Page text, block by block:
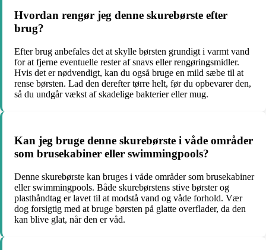
Hvordan rengør jeg denne skurebørste efter
brug?
Efter brug anbefales det at skylle børsten grundigt i varmt vand
for at fjerne eventuelle rester af snavs eller rengøringsmidler.
Hvis det er nødvendigt, kan du også bruge en mild sæbe til at
rense børsten. Lad den derefter tørre helt, før du opbevarer den,
så du undgår vækst af skadelige bakterier eller mug.
Kan jeg bruge denne skurebørste i våde områder
som brusekabiner eller swimmingpools?
Denne skurebørste kan bruges i våde områder som brusekabiner
eller swimmingpools. Både skurebørstens stive børster og
plasthåndtag er lavet til at modstå vand og våde forhold. Vær
dog forsigtig med at bruge børsten på glatte overflader, da den
kan blive glat, når den er våd.